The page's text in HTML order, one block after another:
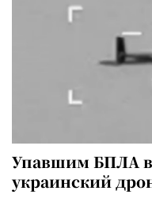
Упавшим БПЛА в
украинский